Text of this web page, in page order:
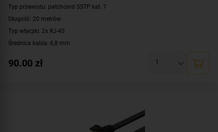
Typ przewodu: patchcord SSTP kat. 7
Długość: 20 metrów
Typ wtyczki: 2x RJ-45
Średnica kabla: 6,8 mm
Prędkość: 10/100/1000 Mbit
90.00 zł